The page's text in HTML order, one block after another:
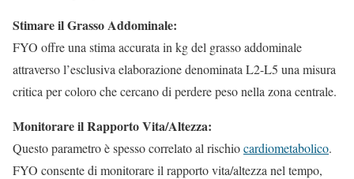
Stimare il Grasso Addominale:
FYO offre una stima accurata in kg del grasso addominale
attraverso l’esclusiva elaborazione denominata L2-L5 una misura
critica per coloro che cercano di perdere peso nella zona centrale.
Monitorare il Rapporto Vita/Altezza:
Questo parametro è spesso correlato al rischiocardiometabolico.
FYO consente di monitorare il rapporto vita/altezza nel tempo,